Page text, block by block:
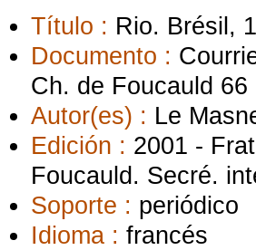
Título : Rio. Brésil,
Documento :
Ch. de Foucauld 66
Autor(es) : Le
Edición : 2001 -
Foucauld. Secré.
Soporte : periódico
Idioma : francés